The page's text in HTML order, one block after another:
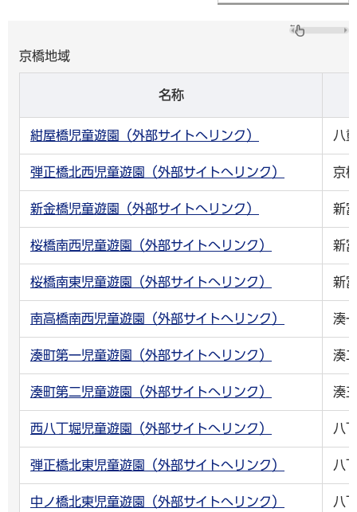
京橋地域
名称
紺屋橋児童遊園（外部サイトへリンク） 八
弾正橋北西児童遊園（外部サイトへリンク） 京
新金橋児童遊園（外部サイトへリンク） 新
桜橋南西児童遊園（外部サイトへリンク） 新
桜橋南東児童遊園（外部サイトへリンク） 新
南高橋南西児童遊園（外部サイトへリンク） 湊
湊町第一児童遊園（外部サイトへリンク） 湊
湊町第二児童遊園（外部サイトへリンク） 湊
西八丁堀児童遊園（外部サイトへリンク） 八
弾正橋北東児童遊園（外部サイトへリンク） 八
中ノ橋北東児童遊園（外部サイトへリンク） 八